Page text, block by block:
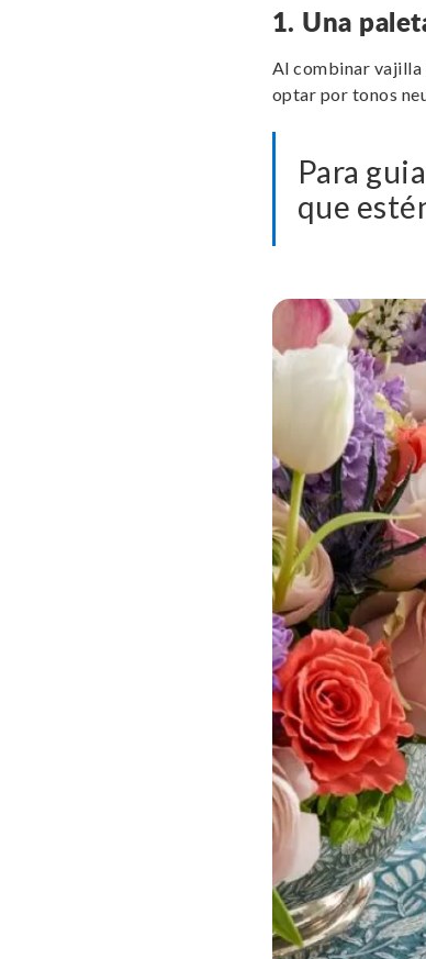
1. Una
Al combinar vajilla
optar por tonos
Para
que